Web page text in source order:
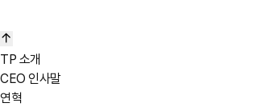
TP 소개
CEO 인사말
연혁